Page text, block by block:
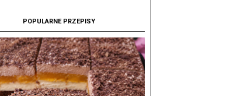
POPULARNE PRZEPISY